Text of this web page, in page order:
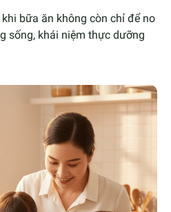
bữa ăn không còn chỉ để no
sống, khái niệm thực dưỡng